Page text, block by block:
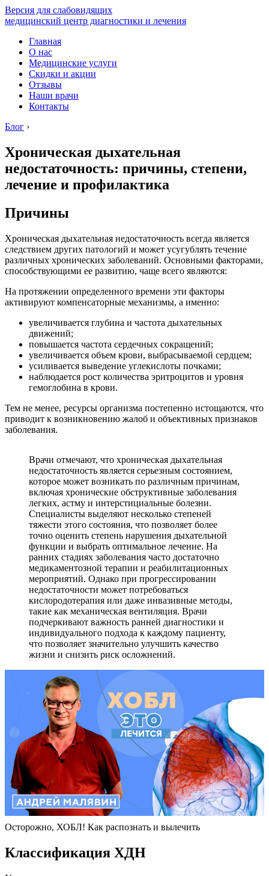
Версия для слабовидящих
медицинский центр диагностики и лечения
Главная
О нас
Медицинские услуги
Скидки и акции
Отзывы
Наши врачи
Контакты
Блог ›
Хроническая дыхательная
недостаточность: причины, степени,
лечение и профилактика
Причины
Хроническая дыхательная недостаточность всегда является
следствием других патологий и может усугублять течение
различных хронических заболеваний. Основными факторами,
способствующими ее развитию, чаще всего являются:
На протяжении определенного времени эти факторы
активируют компенсаторные механизмы, а именно:
увеличивается глубина и частота дыхательных
движений;
повышается частота сердечных сокращений;
увеличивается объем крови, выбрасываемой сердцем;
усиливается выведение углекислоты почками;
наблюдается рост количества эритроцитов и уровня
гемоглобина в крови.
Тем не менее, ресурсы организма постепенно истощаются, что
приводит к возникновению жалоб и объективных признаков
заболевания.
Врачи отмечают, что хроническая дыхательная
недостаточность является серьезным состоянием,
которое может возникать по различным причинам,
включая хронические обструктивные заболевания
легких, астму и интерстициальные болезни.
Специалисты выделяют несколько степеней
тяжести этого состояния, что позволяет более
точно оценить степень нарушения дыхательной
функции и выбрать оптимальное лечение. На
ранних стадиях заболевания часто достаточно
медикаментозной терапии и реабилитационных
мероприятий. Однако при прогрессировании
недостаточности может потребоваться
кислородотерапия или даже инвазивные методы,
такие как механическая вентиляция. Врачи
подчеркивают важность ранней диагностики и
индивидуального подхода к каждому пациенту,
что позволяет значительно улучшить качество
жизни и снизить риск осложнений.
Осторожно, ХОБЛ! Как распознать и вылечить
Классификация ХДН